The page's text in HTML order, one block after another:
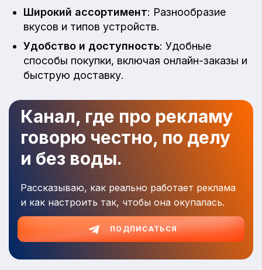
Широкий ассортимент: Разнообразие
вкусов и типов устройств.
Удобство и доступность: Удобные
способы покупки, включая онлайн-заказы и
быструю доставку.
Канал, где про рекламу
говорю честно, по делу
и без воды.
Рассказываю, как реально работает реклама
и как настроить так, чтобы она окупалась.
ПОДПИСАТЬСЯ